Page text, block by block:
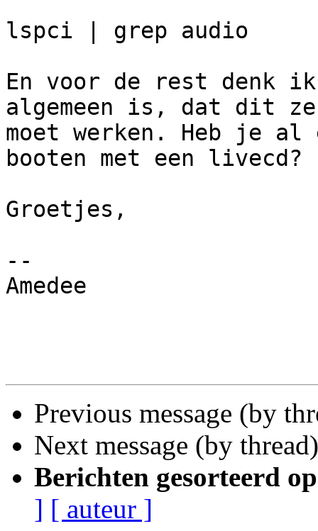
lspci | grep audio
En voor de rest denk
algemeen is, dat dit
moet werken. Heb je al
booten met een livecd?
Groetjes,
--
Amedee
Previous message (by
Next message (by
Berichten gesorteerd
] [ auteur ]